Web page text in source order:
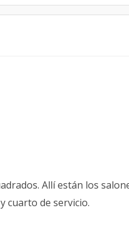
Allí están los
cuarto de servicio.